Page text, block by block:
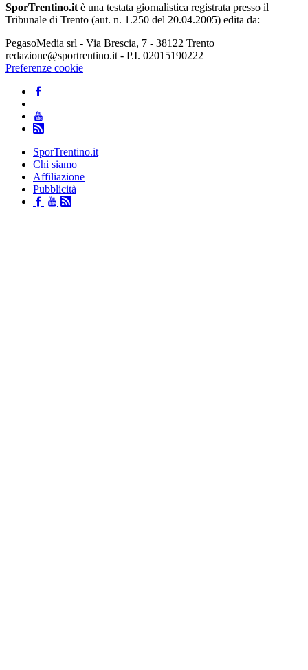
SporTrentino.it è una testata giornalistica registrata presso il
Tribunale di Trento (aut. n. 1.250 del 20.04.2005) edita da:
PegasoMedia srl - Via Brescia, 7 - 38122 Trento
redazione@sportrentino.it - P.I. 02015190222
Preferenze cookie
SporTrentino.it
Chi siamo
Affiliazione
Pubblicità